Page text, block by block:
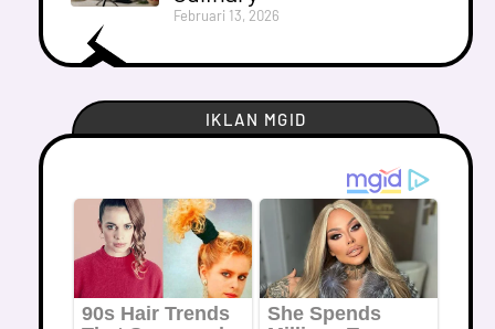
Februari 13, 2026
IKLAN MGID